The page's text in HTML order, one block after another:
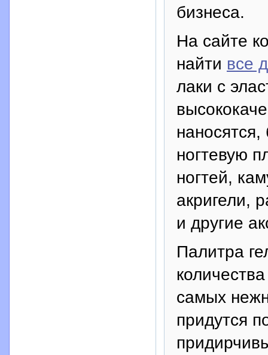
бизнеса.
На сайте
найти все
лаки с
ногтевую
ногтей,
акригели,
и другие
Палитра
самых
придутся